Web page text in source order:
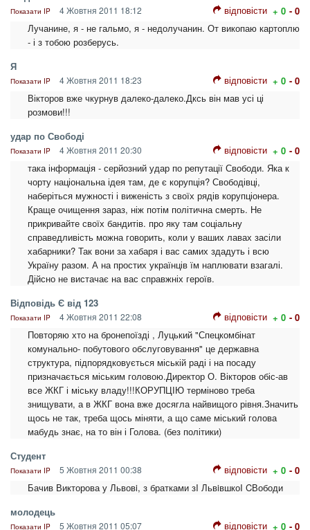
Показати IP 4 Жовтня 2011 18:12 відповісти + 0 - 0
Лучанине, я - не гальмо, я - недолучанин. От викопаю картоплю
- і з тобою розберусь.
Я
Показати IP 4 Жовтня 2011 18:23 відповісти + 0 - 0
Вікторов вже чкурнув далеко-далеко.Дксь він мав усі ці
розмови!!!
удар по Свободі
Показати IP 4 Жовтня 2011 20:30 відповісти + 0 - 0
така інформація - серйозний удар по репутації Свободи. Яка к
чорту національна ідея там, де є корупція? Свободівці,
наберіться мужності і виженість з своїх рядів корупціонера.
Краще очищення зараз, ніж потім політична смерть. Не
прикривайте своїх бандитів. про яку там соціальну
справедливість можна говорить, коли у ваших лавах засіли
хабарники? Так вони за хабаря і вас самих здадуть і всю
Україну разом. А на простих українців їм наплювати взагалі.
Дійсно не вистачає на вас справжніх героїв.
Відповідь Є від 123
Показати IP 4 Жовтня 2011 22:08 відповісти + 0 - 0
Повторяю хто на бронепоїзді , Луцький "Спецкомбінат
комунально- побутового обслуговування" це державна
структура, підпорядковується міській раді і на посаду
призначається міським головою.Директор О. Вікторов обіс-ав
все ЖКГ і міську владу!!!КОРУПЦІЮ терміново треба
знищувати, а в ЖКГ вона вже досягла найвищого рівня.Значить
щось не так, треба щось міняти, а що саме міський голова
мабудь знає, на то він і Голова. (без політики)
Студент
Показати IP 5 Жовтня 2011 00:38 відповісти + 0 - 0
Бачив Викторова у Львовi, з братками зI ЛьвiвшкоI CВободи
молодець
Показати IP 5 Жовтня 2011 05:07 відповісти + 0 - 0